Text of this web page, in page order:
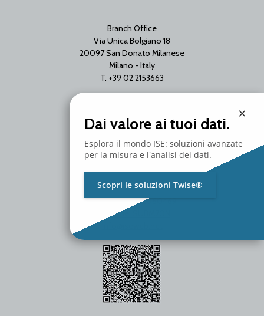
Branch Office
Via Unica Bolgiano 18
20097 San Donato Milanese
Milano - Italy
T. +39 02 2153663
P.Iva / C.F. 01642060469
SDI Code: SUBM70N
×
Dai valore ai tuoi dati.
Esplora il mondo ISE: soluzioni avanzate
per la misura e l'analisi dei dati.
Scopri le soluzioni Twise®